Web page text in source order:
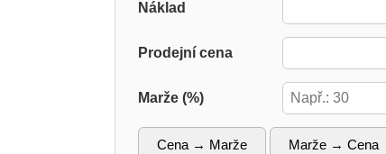
Náklad
Prodejní cena
Marže (%)
Cena → Marže Marže → Cena